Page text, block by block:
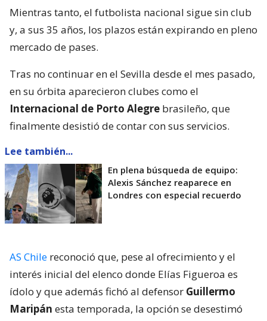
Mientras tanto, el futbolista nacional sigue sin club
y, a sus 35 años, los plazos están expirando en pleno
mercado de pases.
Tras no continuar en el Sevilla desde el mes pasado,
en su órbita aparecieron clubes como el
Internacional de Porto Alegre brasileño, que
finalmente desistió de contar con sus servicios.
Lee también...
En plena búsqueda de equipo:
Alexis Sánchez reaparece en
Londres con especial recuerdo
AS Chile reconoció que, pese al ofrecimiento y el
interés inicial del elenco donde Elías Figueroa es
ídolo y que además fichó al defensor Guillermo
Maripán esta temporada, la opción se desestimó